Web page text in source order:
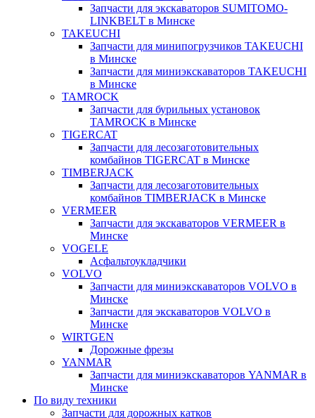
Запчасти для экскаваторов SUMITOMO-
LINKBELT в Минске
TAKEUCHI
Запчасти для минипогрузчиков TAKEUCHI
в Минске
Запчасти для миниэкскаваторов TAKEUCHI
в Минске
TAMROCK
Запчасти для бурильных установок
TAMROCK в Минске
TIGERCAT
Запчасти для лесозаготовительных
комбайнов TIGERCAT в Минске
TIMBERJACK
Запчасти для лесозаготовительных
комбайнов TIMBERJACK в Минске
VERMEER
Запчасти для экскаваторов VERMEER в
Минске
VOGELE
Асфальтоукладчики
VOLVO
Запчасти для миниэкскаваторов VOLVO в
Минске
Запчасти для экскаваторов VOLVO в
Минске
WIRTGEN
Дорожные фрезы
YANMAR
Запчасти для миниэкскаваторов YANMAR в
Минске
По виду техники
Запчасти для дорожных катков